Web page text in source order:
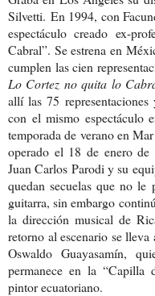
Silvetti. En 1994, con
espectáculo creado ex-
Cabral”. Se estrena en
cumplen las cien
Lo Cortez no quita lo
allí las 75
con el mismo espectáculo
temporada de verano en
operado el 18 de enero
Juan Carlos Parodi y su
quedan secuelas que no le
guitarra, sin embargo
la dirección musical de
retorno al escenario se
Oswaldo Guayasamín,
permanece en la “Capilla
pintor ecuatoriano.